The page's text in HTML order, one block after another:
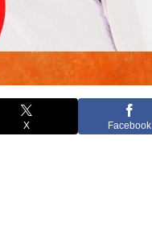
X Facebook